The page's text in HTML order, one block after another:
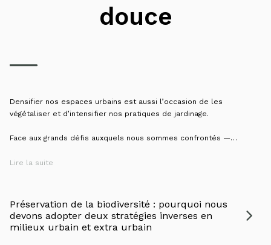
douce
Densifier nos espaces urbains est aussi l’occasion de les
végétaliser et d’intensifier nos pratiques de jardinage.
Face aux grands défis auxquels nous sommes confrontés —
biodiversité — les instances scientifiques internationales nous
d’évaluation, confirme aussi explicitement qu’il est possible de le
faire et que ces deux objectifs doivent — et donc peuvent — être
atteints conjointement.
Lire la suite
Préservation de la biodiversité : pourquoi nous
devons adopter deux stratégies inverses en
milieux urbain et extra urbain